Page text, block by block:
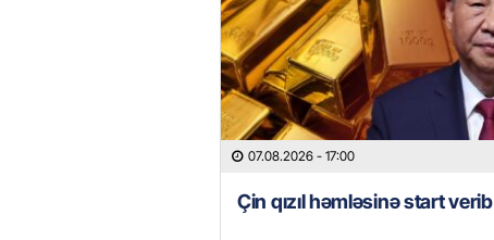
07.08.2026 - 17:00
Çin qızıl həmləsinə start verib